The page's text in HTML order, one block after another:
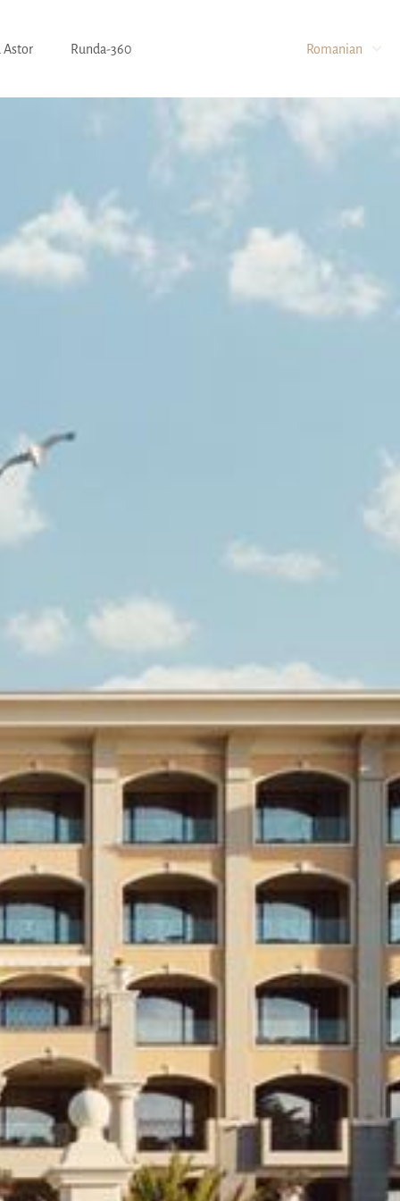
Romanian
Astor Runda-360